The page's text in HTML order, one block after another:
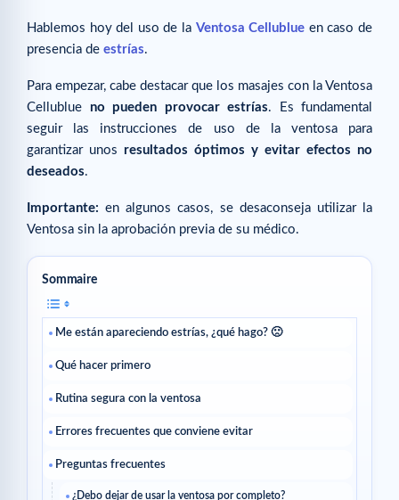
Hablemos hoy del uso de la Ventosa Cellublue en caso de
presencia de estrías.
Para empezar, cabe destacar que los masajes con la Ventosa
Cellublue no pueden provocar estrías. Es fundamental
seguir las instrucciones de uso de la ventosa para
garantizar unos resultados óptimos y evitar efectos no
deseados.
Importante: en algunos casos, se desaconseja utilizar la
Ventosa sin la aprobación previa de su médico.
Sommaire
Me están apareciendo estrías, ¿qué hago? 🙁
Qué hacer primero
Rutina segura con la ventosa
Errores frecuentes que conviene evitar
Preguntas frecuentes
¿Debo dejar de usar la ventosa por completo?